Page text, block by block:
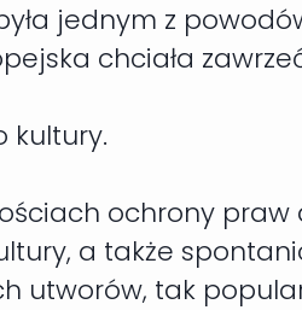
jednym z
chciała
kultury.
ochrony praw
a także
utworów, tak